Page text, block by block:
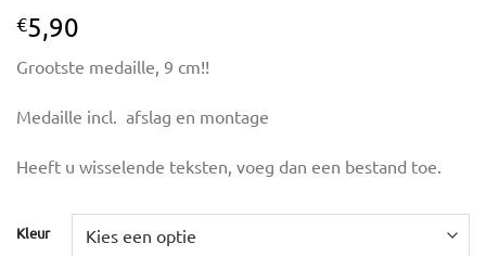
€5,90
Grootste medaille, 9 cm!!
Medaille incl. afslag en montage
Heeft u wisselende teksten, voeg dan een bestand toe.
Kleur